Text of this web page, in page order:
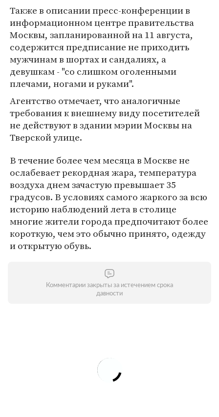
Также в описании пресс-конференции в
информационном центре правительства
Москвы, запланированной на 11 августа,
содержится предписание не приходить
мужчинам в шортах и сандалиях, а
девушкам - "со слишком оголенными
плечами, ногами и руками".
Агентство отмечает, что аналогичные
требования к внешнему виду посетителей
не действуют в здании мэрии Москвы на
Тверской улице.
В течение более чем месяца в Москве не
ослабевает рекордная жара, температура
воздуха днем зачастую превышает 35
градусов. В условиях самого жаркого за всю
историю наблюдений лета в столице
многие жители города предпочитают более
короткую, чем это обычно принято, одежду
и открытую обувь.
Комментарии закрыты за истечением срока
давности